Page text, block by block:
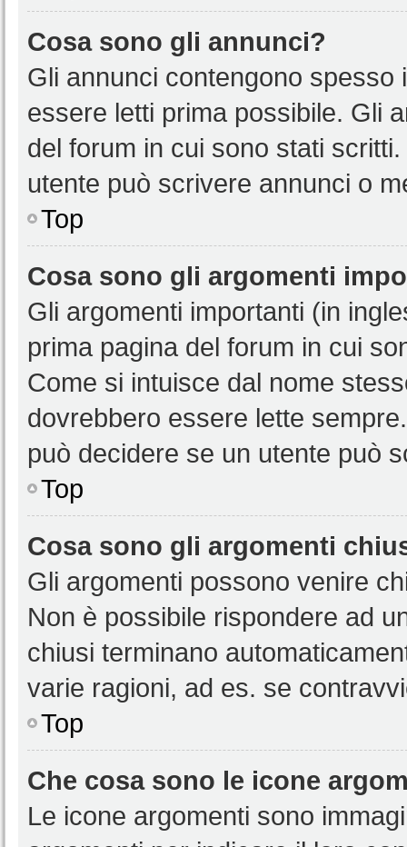
Cosa sono gli annunci?
Gli annunci contengono
essere letti prima possibile. Gli
del forum in cui sono stati
utente può scrivere annunci o
Top
Cosa sono gli argomenti
Gli argomenti importanti (in
prima pagina del forum in cui
Come si intuisce dal nome
dovrebbero essere lette
può decidere se un utente può
Top
Cosa sono gli argomenti
Gli argomenti possono venire
Non è possibile rispondere ad
chiusi terminano
varie ragioni, ad es. se
Top
Che cosa sono le icone
Le icone argomenti sono